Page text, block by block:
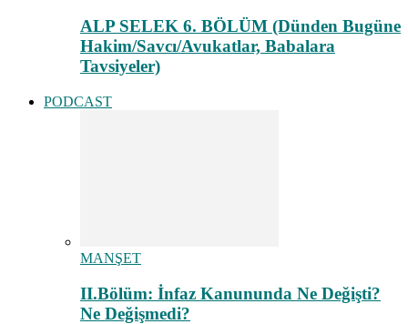
ALP SELEK 6. BÖLÜM (Dünden Bugüne
Hakim/Savcı/Avukatlar, Babalara
Tavsiyeler)
PODCAST
MANŞET
II.Bölüm: İnfaz Kanununda Ne Değişti?
Ne Değişmedi?